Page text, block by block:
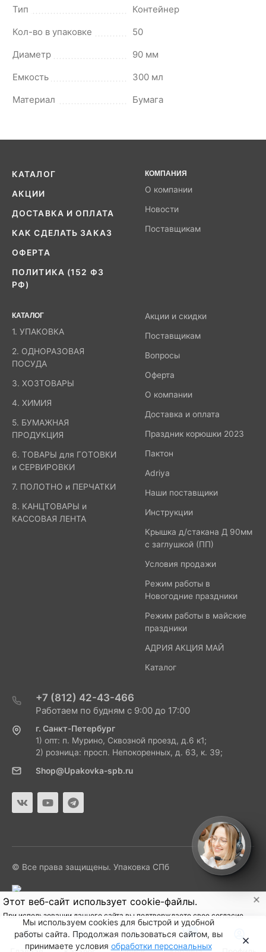
Этот веб-сайт использует cookie-файлы.
При использовании данного сайта вы подтверждаете свое согласие
на использование cookie-файлов в соответствии с нашейполитикой
приватности.
Тип
Контейнер
Кол-во в упаковке
50
Диаметр
90 мм
Емкость
300 мл
Материал
Бумага
КАТАЛОГ
АКЦИИ
ДОСТАВКА И ОПЛАТА
КАК СДЕЛАТЬ ЗАКАЗ
ОФЕРТА
ПОЛИТИКА (152 ФЗ
РФ)
КОМПАНИЯ
О компании
Новости
Поставщикам
КАТАЛОГ
1. УПАКОВКА
2. ОДНОРАЗОВАЯ
ПОСУДА
3. ХОЗТОВАРЫ
4. ХИМИЯ
5. БУМАЖНАЯ
ПРОДУКЦИЯ
6. ТОВАРЫ для ГОТОВКИ
и СЕРВИРОВКИ
7. ПОЛОТНО и ПЕРЧАТКИ
8. КАНЦТОВАРЫ и
КАССОВАЯ ЛЕНТА
Акции и скидки
Поставщикам
Вопросы
Оферта
О компании
Доставка и оплата
Праздник корюшки 2023
Пактон
Adriya
Наши поставщики
Инструкции
Крышка д/стакана Д 90мм
с заглушкой (ПП)
Условия продажи
Режим работы в
Новогодние праздники
Режим работы в майские
праздники
АДРИЯ АКЦИЯ МАЙ
Каталог
+7 (812) 42-43-466
Работаем по будням с 9:00 до 17:00
г. Санкт-Петербург
1) опт: п. Мурино, Сквозной проезд, д.6 к1;
2) розница: просп. Непокоренных, д. 63, к. 39;
Shop@Upakovka-spb.ru
© Все права защищены. Упаковка СПб
Мы используем cookies для быстрой и удобной
работы сайта. Продолжая пользоваться сайтом, вы
принимаете условия обработки персональных
0